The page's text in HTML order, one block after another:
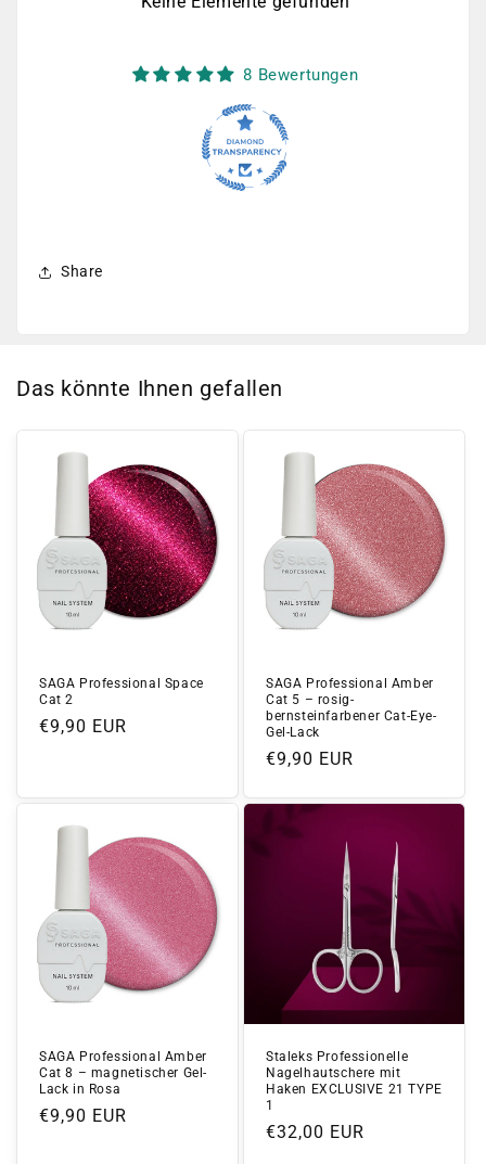
8 Bewertungen
Share
Das könnte Ihnen gefallen
SAGA Professional Space
Cat 2
Normaler
€9,90 EUR
SAGA Professional Amber
Cat 5 – rosig-
bernsteinfarbener Cat-Eye-
Gel-Lack
Normaler
€9,90 EUR
SAGA Professional Amber
Cat 8 – magnetischer Gel-
Lack in Rosa
Normaler
€9,90 EUR
Staleks Professionelle
Nagelhautschere mit
Haken EXCLUSIVE 21 TYPE
1
Normaler
€32,00 EUR